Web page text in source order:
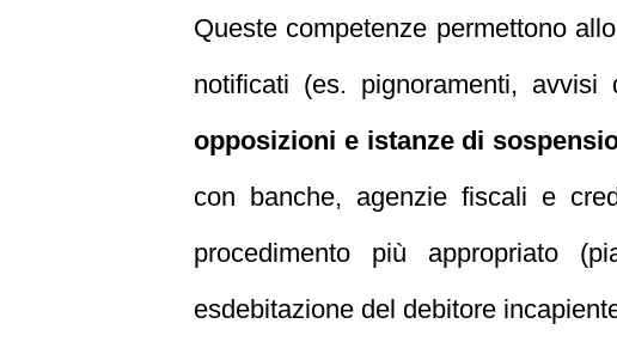
Queste competenze permettono
notificati (es. pignoramenti,
opposizioni e istanze di
con banche, agenzie fiscali e
procedimento più appropriato
esdebitazione del debitore